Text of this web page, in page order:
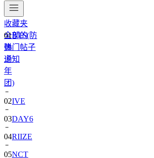
收藏夹
全部的
热门帖子
通知
01BTS(防
弹
少
年
团)
02IVE
03DAY6
04RIIZE
05NCT